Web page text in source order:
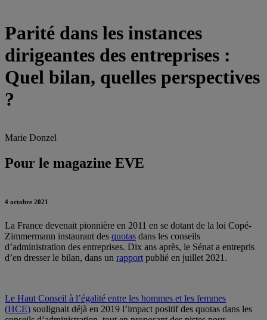
Parité dans les instances
dirigeantes des entreprises :
Quel bilan, quelles perspectives
?
Marie Donzel
Pour le magazine EVE
4 octobre 2021
La France devenait pionnière en 2011 en se dotant de la loi Copé-
Zimmermann instaurant des quotas dans les conseils
d’administration des entreprises. Dix ans après, le Sénat a entrepris
d’en dresser le bilan, dans un rapport publié en juillet 2021.
Le Haut Conseil à l’égalité entre les hommes et les femmes
(HCE) soulignait déjà en 2019 l’impact positif des quotas dans les